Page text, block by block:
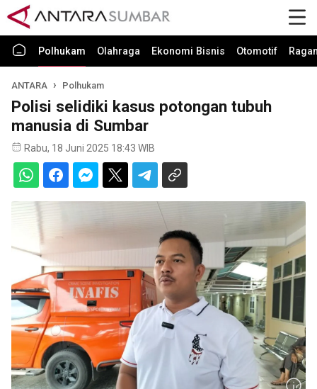
Polhukam Olahraga Ekonomi Bisnis Otomotif
ANTARA Polhukam
Polisi selidiki kasus potongan tubuh
manusia di Sumbar
Rabu, 18 Juni 2025 18:43 WIB